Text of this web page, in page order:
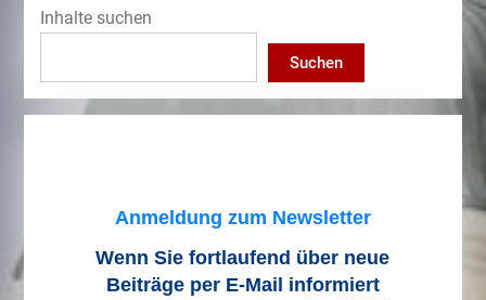
Inhalte suchen
Suchen
Anmeldung zum Newsletter
Wenn Sie fortlaufend über neue
Beiträge per E-Mail informiert